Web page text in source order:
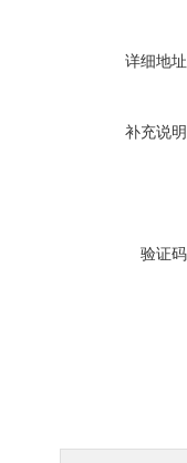
详细地址
补充说明
验证码